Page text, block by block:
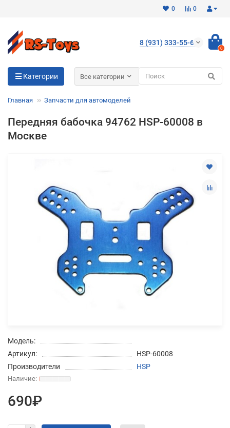
0
0
8 (931) 333-55-65
0
Категории Все категории
Главная Запчасти для автомоделей
Передняя бабочка 94762 HSP-60008 в
Москве
Модель:
Артикул:
HSP-60008
Производители
HSP
690₽
Разбейте
без переплат
Сегодня
Добавляйте товары
в корзину
выбранный способом
Оставшиеся